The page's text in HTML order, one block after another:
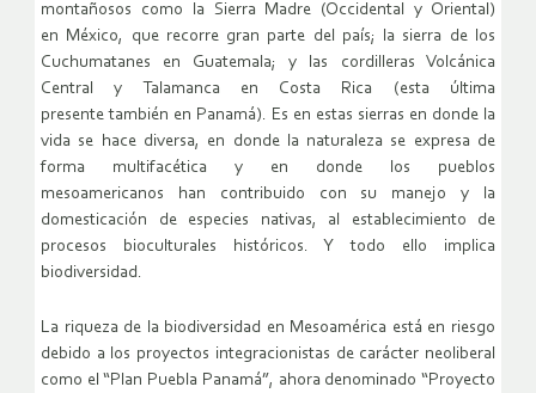
montañosos como la Sierra Madre (Occidental y Oriental)
en México, que recorre gran parte del país; la sierra de los
Cuchumatanes en Guatemala; y las cordilleras Volcánica
Central y Talamanca en Costa Rica (esta última
presente también en Panamá). Es en estas sierras en donde la
vida se hace diversa, en donde la naturaleza se expresa de
forma multifacética y en donde los pueblos
mesoamericanos han contribuido con su manejo y la
domesticación de especies nativas, al establecimiento de
procesos bioculturales históricos. Y todo ello implica
biodiversidad.
La riqueza de la biodiversidad en Mesoamérica está en riesgo
debido a los proyectos integracionistas de carácter neoliberal
como el “Plan Puebla Panamá”, ahora denominado “Proyecto